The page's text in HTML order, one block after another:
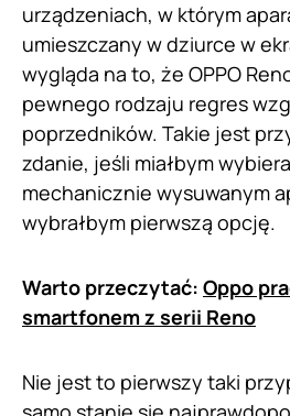
urządzeniach, w którym
umieszczany w dziurce w
wygląda na to, że OPPO
pewnego rodzaju regres
poprzedników. Takie jest
zdanie, jeśli miałbym
mechanicznie wysuwanym
wybrałbym pierwszą opcję.
Warto przeczytać: Oppo
smartfonem z serii Reno
Nie jest to pierwszy taki